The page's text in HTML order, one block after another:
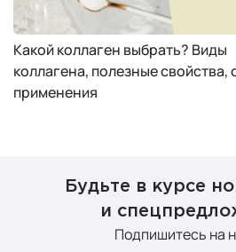
Какой коллаген выбрать? Виды
коллагена, полезные свойства,
применения
Будьте в курсе
и
Подпишитесь на